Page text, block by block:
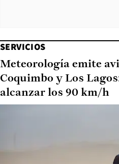
SERVICIOS
Meteorología emite
Coquimbo y Los
alcanzar los 90 km/h